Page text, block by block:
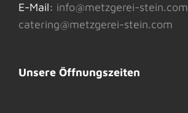
E-Mail: info@metzgerei-stein.com
catering@metzgerei-stein.com
Unsere Öffnungszeiten